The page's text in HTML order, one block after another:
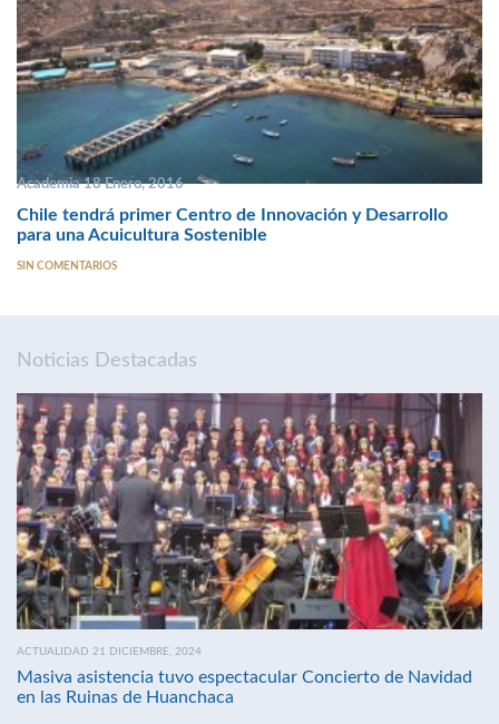
Academia 18 Enero, 2016
Chile tendrá primer Centro de Innovación y Desarrollo
para una Acuicultura Sostenible
SIN COMENTARIOS
Noticias Destacadas
ACTUALIDAD 21 DICIEMBRE, 2024
Masiva asistencia tuvo espectacular Concierto de Navidad
en las Ruinas de Huanchaca